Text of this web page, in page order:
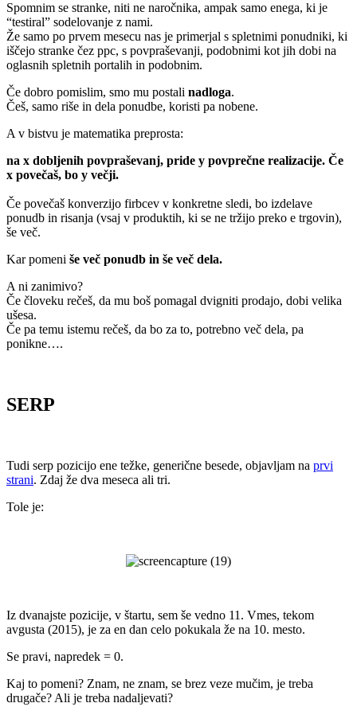
Spomnim se stranke, niti ne naročnika, ampak samo enega, ki je
“testiral” sodelovanje z nami.
Že samo po prvem mesecu nas je primerjal s spletnimi ponudniki, ki
iščejo stranke čez ppc, s povpraševanji, podobnimi kot jih dobi na
oglasnih spletnih portalih in podobnim.
Če dobro pomislim, smo mu postali nadloga.
Češ, samo riše in dela ponudbe, koristi pa nobene.
A v bistvu je matematika preprosta:
na x dobljenih povpraševanj, pride y povprečne realizacije. Če
x povečaš, bo y večji.
Če povečaš konverzijo firbcev v konkretne sledi, bo izdelave
ponudb in risanja (vsaj v produktih, ki se ne tržijo preko e trgovin),
še več.
Kar pomeni še več ponudb in še več dela.
A ni zanimivo?
Če človeku rečeš, da mu boš pomagal dvigniti prodajo, dobi velika
ušesa.
Če pa temu istemu rečeš, da bo za to, potrebno več dela, pa
ponikne….
SERP
Tudi serp pozicijo ene težke, generične besede, objavljam na prvi
strani. Zdaj že dva meseca ali tri.
Tole je:
Iz dvanajste pozicije, v štartu, sem še vedno 11. Vmes, tekom
avgusta (2015), je za en dan celo pokukala že na 10. mesto.
Se pravi, napredek = 0.
Kaj to pomeni? Znam, ne znam, se brez veze mučim, je treba
drugače? Ali je treba nadaljevati?